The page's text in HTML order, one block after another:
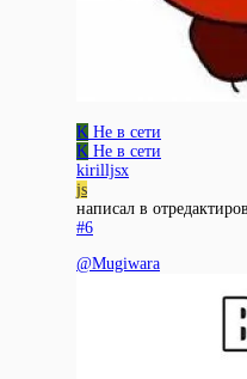
K Не в сети
K Не в сети
kirilljsx
js
написал в
#6
@Mugiwara